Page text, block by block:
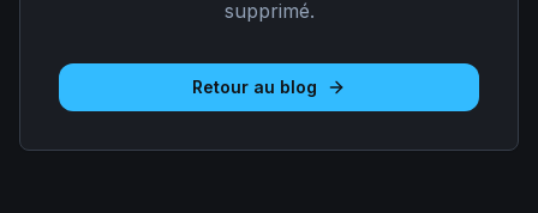
supprimé.
Retour au blog